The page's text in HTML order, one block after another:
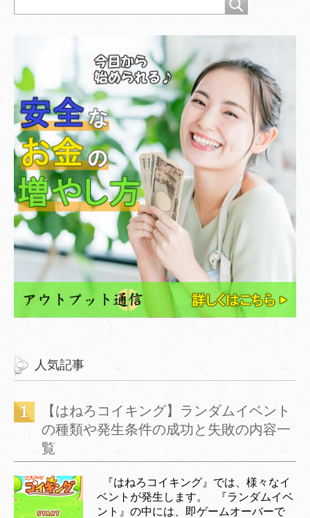
人気記事
【はねろコイキング】ランダムイベント
の種類や発生条件の成功と失敗の内容一
覧
『はねろコイキング』では、様々なイ
ベントが発生します。 『ランダムイベ
ント』の中には、即ゲームオーバーで